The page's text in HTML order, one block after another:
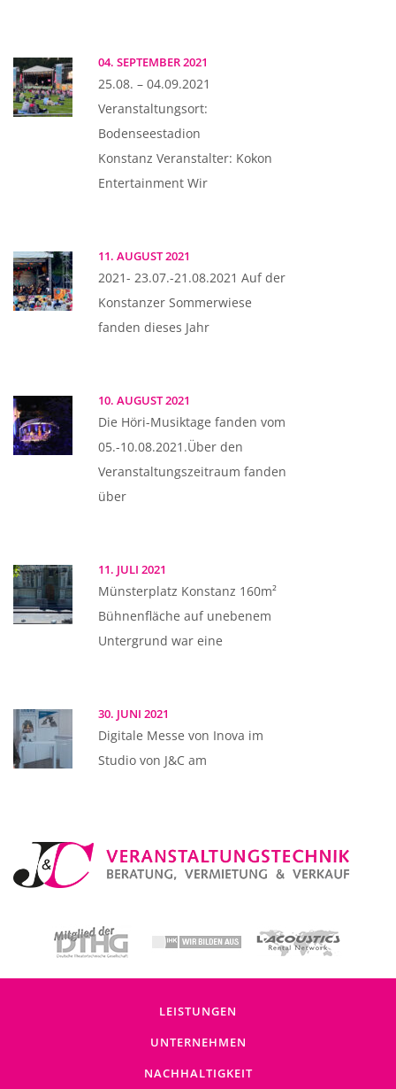
04. SEPTEMBER 2021
25.08. – 04.09.2021
Veranstaltungsort:
Bodenseestadion
Konstanz Veranstalter: Kokon
Entertainment Wir
11. AUGUST 2021
2021- 23.07.-21.08.2021 Auf der
Konstanzer Sommerwiese
fanden dieses Jahr
10. AUGUST 2021
Die Höri-Musiktage fanden vom
05.-10.08.2021.Über den
Veranstaltungszeitraum fanden
über
11. JULI 2021
Münsterplatz Konstanz 160m²
Bühnenfläche auf unebenem
Untergrund war eine
30. JUNI 2021
Digitale Messe von Inova im
Studio von J&C am
LEISTUNGEN
UNTERNEHMEN
NACHHALTIGKEIT